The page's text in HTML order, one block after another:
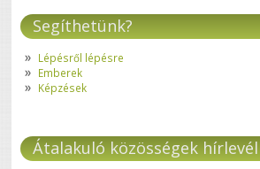
Segíthetünk?
Lépésről lépésre
Emberek
Képzések
Átalakuló közösségek hírlevél